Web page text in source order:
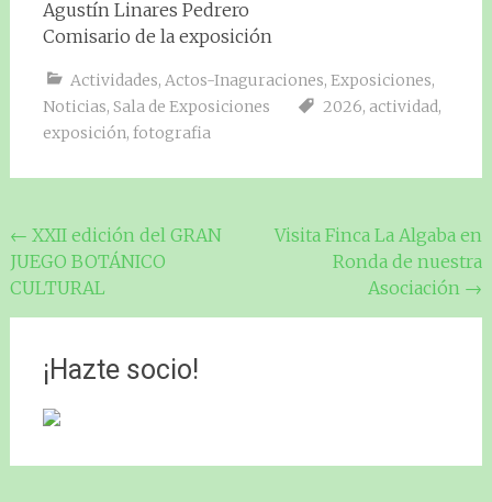
Agustín Linares Pedrero
Comisario de la exposición
Actividades, Actos-Inaguraciones, Exposiciones,
Noticias, Sala de Exposiciones 2026, actividad,
exposición, fotografia
Navegación
de
entradas
← XXII edición del GRAN
JUEGO BOTÁNICO
CULTURAL
Visita Finca La Algaba en
Ronda de nuestra
Asociación →
¡Hazte socio!